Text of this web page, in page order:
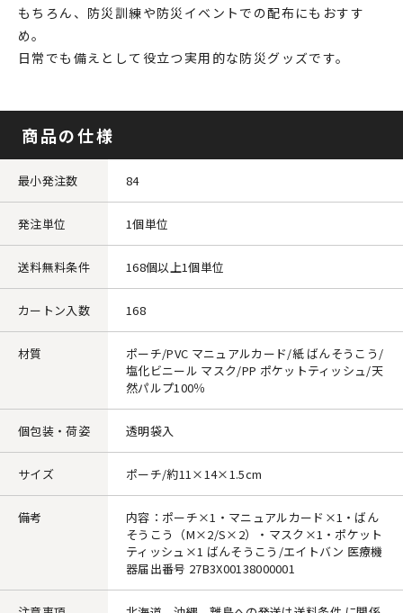
もちろん、防災訓練や防災イベントでの配布にもおすす
め。
日常でも備えとして役立つ実用的な防災グッズです。
商品の仕様
最小発注数 84
発注単位 1個単位
送料無料条件 168個以上1個単位
カートン入数 168
材質
ポーチ/PVC マニュアルカード/紙 ばんそうこう/
塩化ビニール マスク/PP ポケットティッシュ/天
然パルプ100％
個包装・荷姿 透明袋入
サイズ ポーチ/約11×14×1.5cm
備考
内容：ポーチ×1・マニュアルカード×1・ばん
そうこう（M×2/S×2）・マスク×1・ポケット
ティッシュ×1 ばんそうこう/エイトバン 医療機
器届出番号 27B3X00138000001